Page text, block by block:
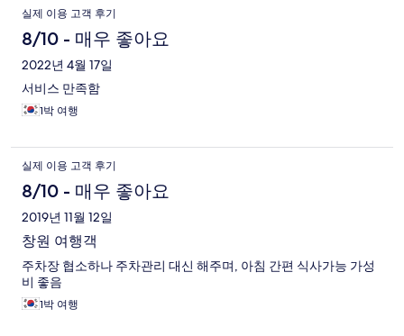
실제 이용 고객 후기
8/10 - 매우 좋아요
2022년 4월 17일
서비스 만족함
1박 여행
실제 이용 고객 후기
8/10 - 매우 좋아요
2019년 11월 12일
창원 여행객
주차장 협소하나 주차관리 대신 해주며, 아침 간편 식사가능 가성
비 좋음
1박 여행